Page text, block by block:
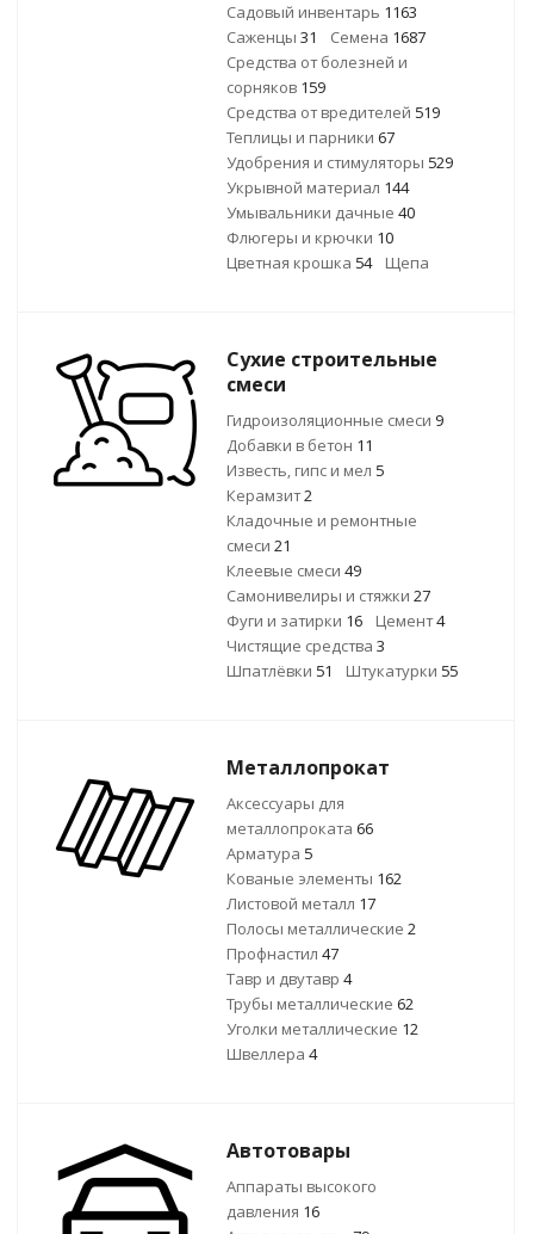
Садовый инвентарь 1163
Саженцы 31 Семена 1687
Средства от болезней и
сорняков 159
Средства от вредителей 519
Теплицы и парники 67
Удобрения и стимуляторы 529
Укрывной материал 144
Умывальники дачные 40
Флюгеры и крючки 10
Цветная крошка 54 Щепа
Сухие строительные
смеси
Гидроизоляционные смеси 9
Добавки в бетон 11
Известь, гипс и мел 5
Керамзит2
Кладочные и ремонтные
смеси 21
Клеевые смеси 49
Самонивелиры и стяжки 27
Фуги и затирки 16 Цемент4
Чистящие средства 3
Шпатлёвки 51 Штукатурки 55
Металлопрокат
Аксессуары для
металлопроката 66
Арматура 5
Кованые элементы 162
Листовой металл 17
Полосы металлические 2
Профнастил 47
Тавр и двутавр 4
Трубы металлические 62
Уголки металлические 12
Швеллера 4
Автотовары
Аппараты высокого
давления 16